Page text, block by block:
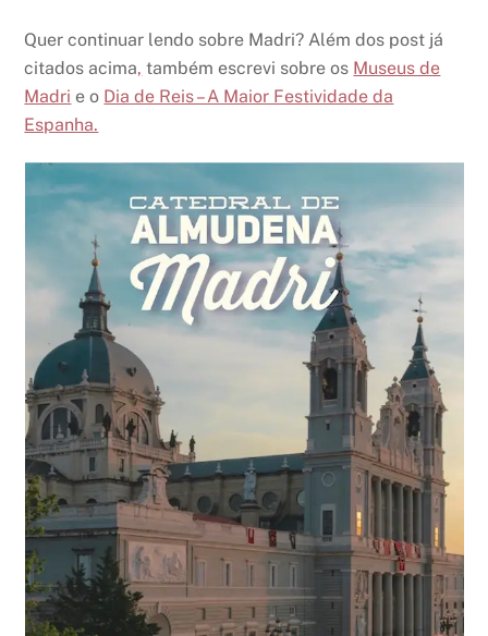
Quer continuar lendo sobre Madri? Além dos post já
citados acima, também escrevi sobre os Museus de
Madri e o Dia de Reis – A Maior Festividade da
Espanha.